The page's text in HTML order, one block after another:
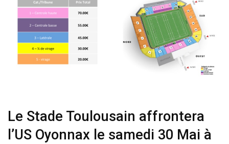
Le Stade Toulousain affrontera
l’US Oyonnax le samedi 30 Mai à